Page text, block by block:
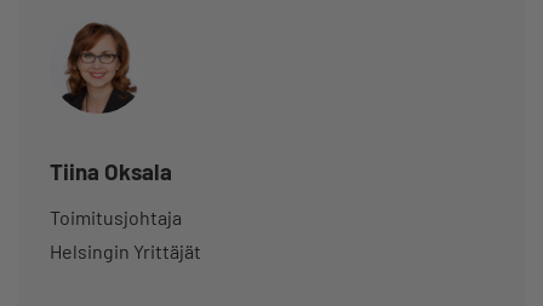
Tiina Oksala
Toimitusjohtaja
Helsingin Yrittäjät